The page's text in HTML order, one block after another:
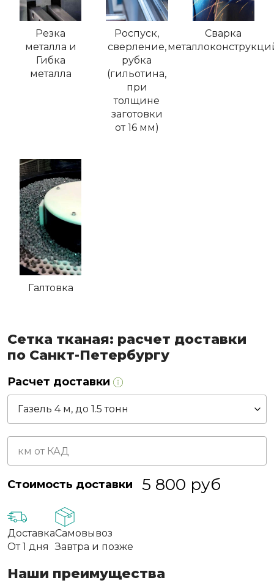
Резка
металла и
Гибка
металла
Роспуск,
сверление,
рубка
(гильотина,
при
толщине
заготовки
от 16 мм)
Сварка
Галтовка
Сетка тканая: расчет доставки
по Санкт-Петербургу
Расчет доставки
Стоимость доставки 5 800 руб
Доставка
От 1 дня
Самовывоз
Завтра и позже
Наши преимущества